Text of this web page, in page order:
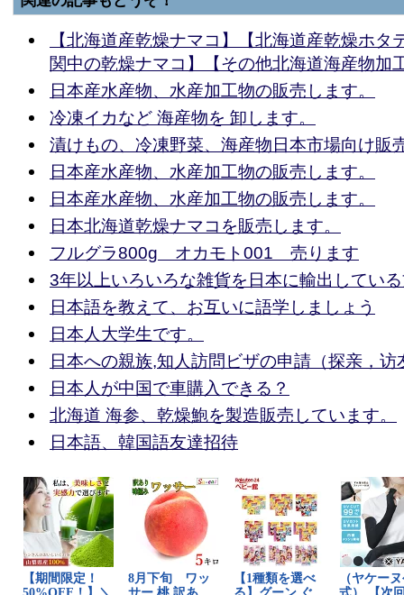
【北海道産乾燥ナマコ】【北海道産乾燥ホタ
関中の乾燥ナマコ】【その他北海道海産物加
日本産水産物、水産加工物の販売します。
冷凍イカなど 海産物を 卸します。
漬けもの、冷凍野菜、海産物日本市場向け販
日本産水産物、水産加工物の販売します。
日本産水産物、水産加工物の販売します。
日本北海道乾燥ナマコを販売します。
フルグラ800g オカモト001 売ります
3年以上いろいろな雑貨を日本に輸出してい
日本語を教えて、お互いに語学しましょう
日本人大学生です。
日本への親族,知人訪問ビザの申請（探亲，访
日本人が中国で車購入できる？
北海道 海参、乾燥鮑を製造販売しています。
日本語、韓国語友達招待